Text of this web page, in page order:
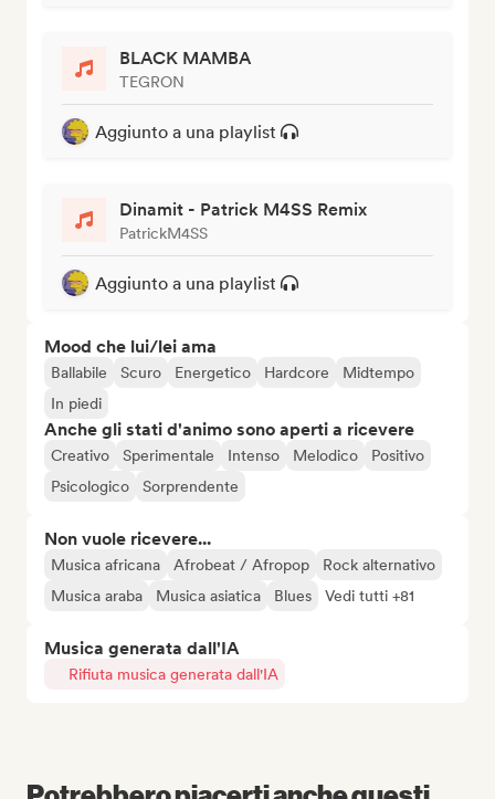
BLACK MAMBA
TEGRON
Aggiunto a una playlist
Dinamit - Patrick M4SS Remix
PatrickM4SS
Aggiunto a una playlist
Mood che lui/lei ama
Ballabile Scuro Energetico Hardcore
Midtempo
In piedi
Anche gli stati d'animo sono aperti a ricevere
Creativo Sperimentale Intenso Melodico
Positivo
Psicologico
Sorprendente
Non vuole ricevere...
Musica africana Afrobeat / Afropop
Rock alternativo
Musica araba
Musica asiatica Blues Vedi tutti +81
Musica generata dall'IA
Rifiuta musica generata dall'IA